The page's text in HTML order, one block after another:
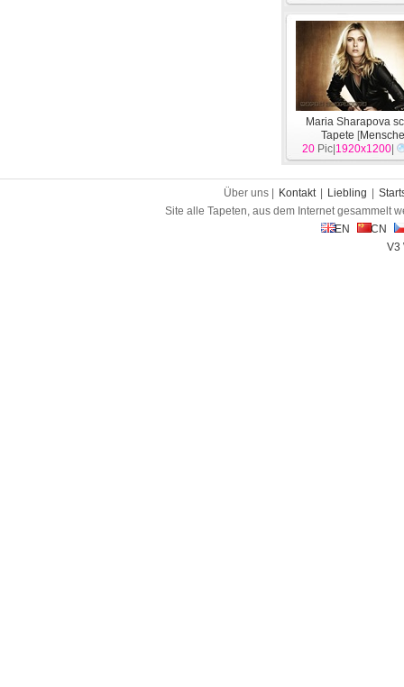
Maria Sharapova
Tapete [
20 Pic| 1920x1200
Über uns | Kontakt Liebling
Site alle Tapeten, aus dem Internet gesammelt
EN
CN
V3